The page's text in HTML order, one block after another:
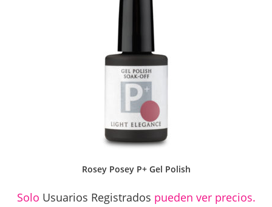
Rosey Posey P+ Gel Polish
Solo Usuarios Registrados pueden ver precios.